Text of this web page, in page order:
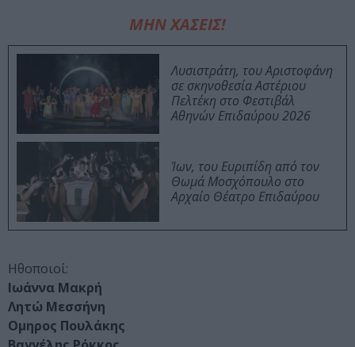
ΜΗΝ ΧΑΣΕΙΣ!
Λυσιστράτη, του Αριστοφάνη
σε σκηνοθεσία Αστέριου
Πελτέκη στο Φεστιβάλ
Αθηνών Επιδαύρου 2026
Ίων, του Ευριπίδη από τον
Θωμά Μοσχόπουλο στο
Αρχαίο Θέατρο Επιδαύρου
Ηθοποιοί:
Ιωάννα Μακρή
Λητώ Μεσσήνη
Ομηρος Πουλάκης